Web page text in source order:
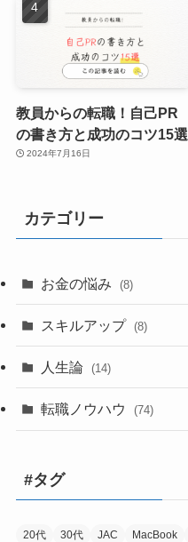
教員からの転職！自己PR
の書き方と成功のコツ15選
2024年7月16日
カテゴリー
お金の悩み (8)
スキルアップ (8)
人生論 (14)
転職ノウハウ (74)
#タグ
20代 30代 JAC MacBook